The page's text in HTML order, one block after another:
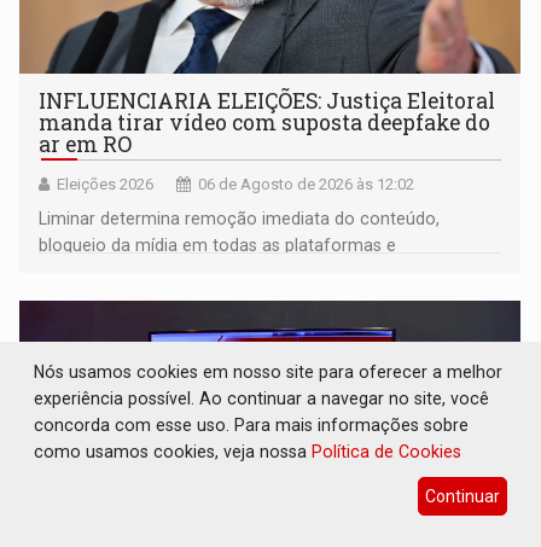
INFLUENCIARIA ELEIÇÕES: Justiça Eleitoral
manda tirar vídeo com suposta deepfake do
ar em RO
Eleições 2026 06 de Agosto de 2026 às 12:02
Liminar determina remoção imediata do conteúdo,
bloqueio da mídia em todas as plataformas e
Nós usamos cookies em nosso site para oferecer a melhor
experiência possível. Ao continuar a navegar no site, você
concorda com esse uso. Para mais informações sobre
como usamos cookies, veja nossa Política de Cookies
Continuar